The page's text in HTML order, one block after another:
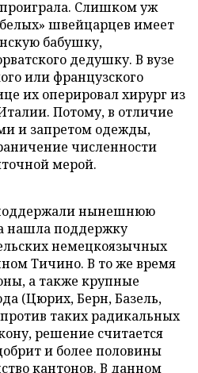
Слишком уж
швейцарцев имеет
бабушку,
дедушку. В вузе
или французского
их оперировал хирург из
Потому, в отличие
и запретом одежды,
численности
мерой.
поддержали нынешнюю
нашла поддержку
немецкоязычных
Тичино. В то же время
а также крупные
(Цюрих, Берн, Базель,
таких радикальных
решение считается
и более половины
кантонов. В данном